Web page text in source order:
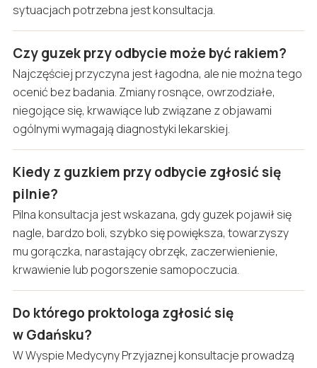
sytuacjach potrzebna jest konsultacja.
Czy guzek przy odbycie może być rakiem?
Najczęściej przyczyna jest łagodna, ale nie można tego
ocenić bez badania. Zmiany rosnące, owrzodziałe,
niegojące się, krwawiące lub związane z objawami
ogólnymi wymagają diagnostyki lekarskiej.
Kiedy z guzkiem przy odbycie zgłosić się
pilnie?
Pilna konsultacja jest wskazana, gdy guzek pojawił się
nagle, bardzo boli, szybko się powiększa, towarzyszy
mu gorączka, narastający obrzęk, zaczerwienienie,
krwawienie lub pogorszenie samopoczucia.
Do którego proktologa zgłosić się
w Gdańsku?
W Wyspie Medycyny Przyjaznej konsultacje prowadzą